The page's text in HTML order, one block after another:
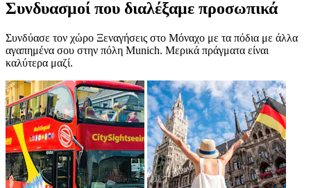
Συνδυασμοί που διαλέξαμε προσωπικά
Συνδύασε τον χώρο Ξεναγήσεις στο Μόναχο με τα πόδια με άλλα
αγαπημένα σου στην πόλη Munich. Μερικά πράγματα είναι
καλύτερα μαζί.